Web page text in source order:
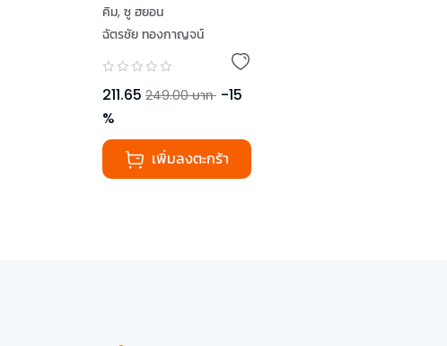
คิม, ซู ฮยอน
ฉัตรชัย ทองกาญจน์
211.65 249.00 บาท -15
%
เพิ่มลงตะกร้า